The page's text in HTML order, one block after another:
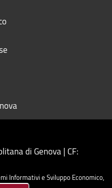
di Genova | CF:
Informativi e Sviluppo Economico,